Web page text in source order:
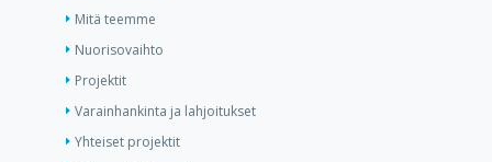
Mitä teemme
Nuorisovaihto
Projektit
Varainhankinta ja lahjoitukset
Yhteiset projektit